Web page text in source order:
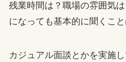
残業時間は？職場の雰囲気
になっても基本的に聞くこと
カジュアル面談とかを実施